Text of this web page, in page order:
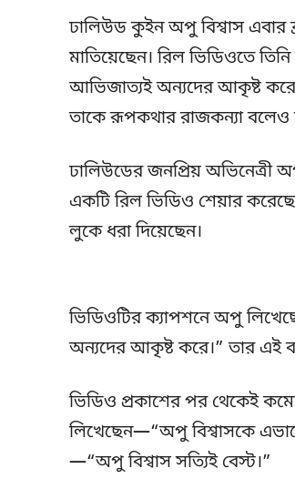
ঢালিউড কুইন অপু বিশ্বাস এবার
মাতিয়েছেন। রিল ভিডিওতে
আভিজাত্যই অন্যদের আকৃষ্ট
তাকে রূপকথার রাজকন্যা বলেও
ঢালিউডের জনপ্রিয় অভিনেত্রী
একটি রিল ভিডিও শেয়ার
লুকে ধরা দিয়েছেন।
ভিডিওটির ক্যাপশনে অপু
অন্যদের আকৃষ্ট করে।” তার এই
ভিডিও প্রকাশের পর থেকেই
লিখেছেন—“অপু বিশ্বাসকে
—“অপু বিশ্বাস সত্যিই বেস্ট।”